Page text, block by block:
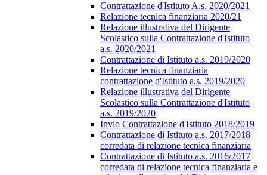
Contrattazione d'Istituto A.s. 2020/2021
Relazione tecnica finanziaria 2020/21
Relazione illustrativa del Dirigente
Scolastico sulla Contrattazione d'Istituto
a.s. 2020/2021
Contrattazione di Istituto a.s. 2019/2020
Relazione tecnica finanziaria
contrattazione d'Istituto a.s. 2019/2020
Relazione illustrativa del Dirigente
Scolastico sulla Contrattazione d'Istituto
a.s. 2019/2020
Invio Contrattazione d'Istituto 2018/2019
Contrattazione di Istituto a.s. 2017/2018
corredata di relazione tecnica finanziaria
Contrattazione di Istituto a.s. 2016/2017
corredata di relazione tecnica finanziaria e